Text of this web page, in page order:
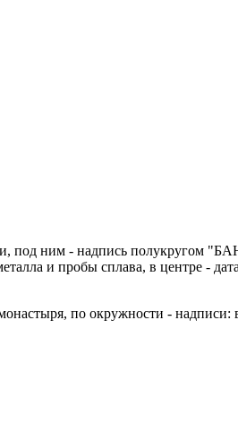
под ним - надпись полукругом
и пробы сплава, в центре -
монастыря, по окружности -